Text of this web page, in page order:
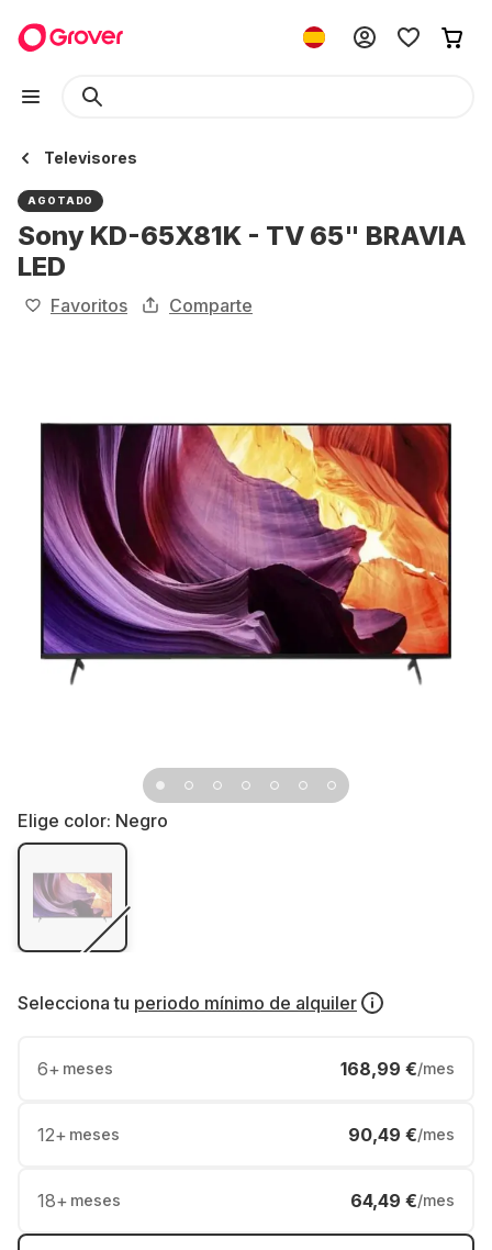
Televisores
AGOTADO
Sony KD-65X81K - TV 65" BRAVIA
LED
Favoritos Comparte
Elige color: Negro
Selecciona tu periodo mínimo de alquiler
6+ meses 168,99 €/mes
12+ meses 90,49 €/mes
18+ meses 64,49 €/mes